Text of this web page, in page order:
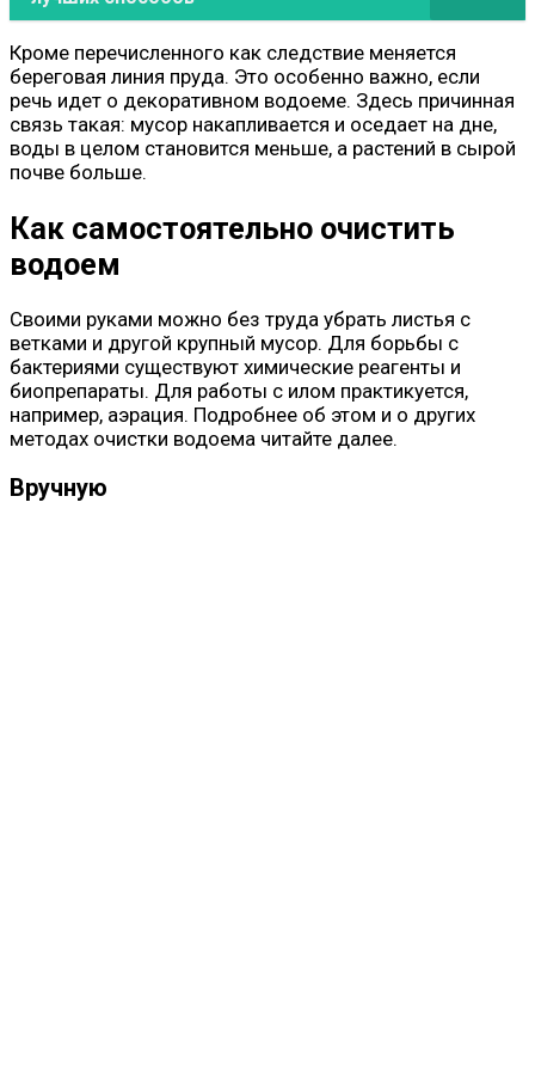
Кроме перечисленного как следствие меняется
береговая линия пруда. Это особенно важно, если
речь идет о декоративном водоеме. Здесь причинная
связь такая: мусор накапливается и оседает на дне,
воды в целом становится меньше, а растений в сырой
почве больше.
Как самостоятельно очистить
водоем
Своими руками можно без труда убрать листья с
ветками и другой крупный мусор. Для борьбы с
бактериями существуют химические реагенты и
биопрепараты. Для работы с илом практикуется,
например, аэрация. Подробнее об этом и о других
методах очистки водоема читайте далее.
Вручную